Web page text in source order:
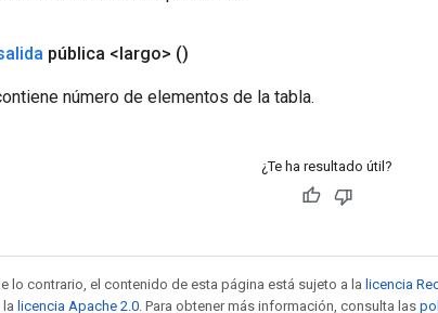
pública <largo> ()
número de elementos de la tabla.
¿Te ha resultado útil?
lo contrario, el contenido de esta página está sujeto a la licencia
licencia Apache 2.0 . Para obtener más información, consulta las